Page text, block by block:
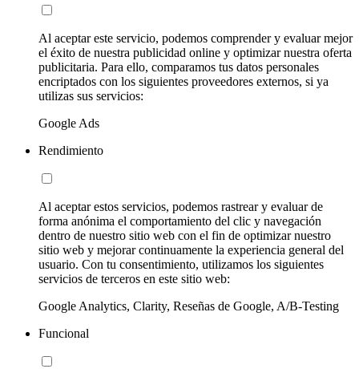
Al aceptar este servicio, podemos comprender y evaluar mejor
el éxito de nuestra publicidad online y optimizar nuestra oferta
publicitaria. Para ello, comparamos tus datos personales
encriptados con los siguientes proveedores externos, si ya
utilizas sus servicios:
Google Ads
Rendimiento
Al aceptar estos servicios, podemos rastrear y evaluar de
forma anónima el comportamiento del clic y navegación
dentro de nuestro sitio web con el fin de optimizar nuestro
sitio web y mejorar continuamente la experiencia general del
usuario. Con tu consentimiento, utilizamos los siguientes
servicios de terceros en este sitio web:
Google Analytics, Clarity, Reseñas de Google, A/B-Testing
Funcional